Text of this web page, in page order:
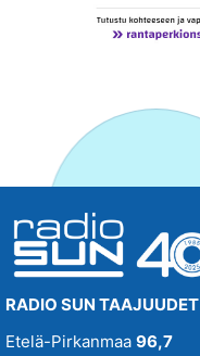
RADIO SUN TAAJUUDET
Etelä-Pirkanmaa 96,7